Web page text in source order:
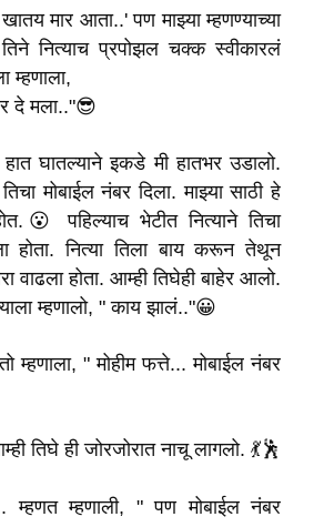
मार आता..' पण माझ्या म्हणण्याच्या
नित्याच प्रपोझल चक्क स्वीकारलं
म्हणाला,
दे मला.."😎
हात घातल्याने इकडे मी हातभर उडालो.
मोबाईल नंबर दिला. माझ्या साठी हे
पहिल्याच भेटीत नित्याने तिचा
होता. नित्या तिला बाय करून तेथून
वाढला होता. आम्ही तिघेही बाहेर आलो.
म्हणालो, " काय झालं.."😀
म्हणाला, " मोहीम फत्ते... मोबाईल नंबर
तिघे ही जोरजोरात नाचू लागलो. 💃🕺
म्हणत म्हणाली, " पण मोबाईल नंबर